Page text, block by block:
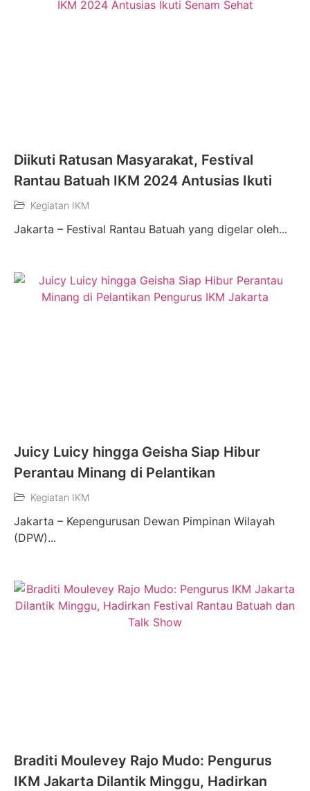
Diikuti Ratusan Masyarakat, Festival
Rantau Batuah IKM 2024 Antusias Ikuti
Kegiatan IKM
Jakarta – Festival Rantau Batuah yang digelar oleh...
Juicy Luicy hingga Geisha Siap Hibur
Perantau Minang di Pelantikan
Kegiatan IKM
Jakarta – Kepengurusan Dewan Pimpinan Wilayah
(DPW)...
Braditi Moulevey Rajo Mudo: Pengurus
IKM Jakarta Dilantik Minggu, Hadirkan